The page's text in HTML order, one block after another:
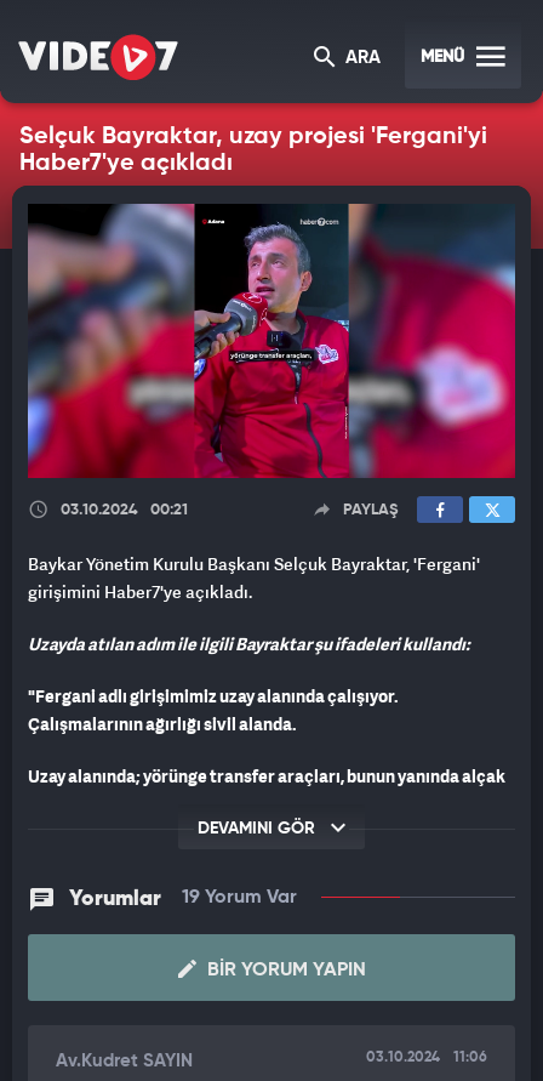
ARA MENÜ
Selçuk Bayraktar, uzay projesi 'Fergani'yi
Haber7'ye açıkladı
03.10.2024 00:21 PAYLAŞ
Baykar Yönetim Kurulu Başkanı Selçuk Bayraktar, 'Fergani'
girişimini Haber7'ye açıkladı.
Uzayda atılan adım ile ilgili Bayraktar şu ifadeleri kullandı:
"Fergani adlı girişimimiz uzay alanında çalışıyor.
Çalışmalarının ağırlığı sivil alanda.
Uzay alanında; yörünge transfer araçları, bunun yanında alçak
düşünebilirsiniz.
İnşallah uzayda da ülkemizin, bayrağımızın hakettiği şekilde
dalgalanmasına katkıda bulunacak."
DEVAMINI GÖR
Yorumlar 19 Yorum Var
BIR YORUM YAPIN
Av.Kudret SAYIN 03.10.2024 11:06